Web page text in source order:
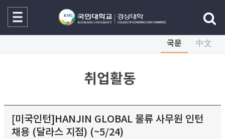
국문 中文
취업활동
[미국인턴]HANJIN GLOBAL 물류 사무원 인턴
채용 (달라스 지점) (~5/24)